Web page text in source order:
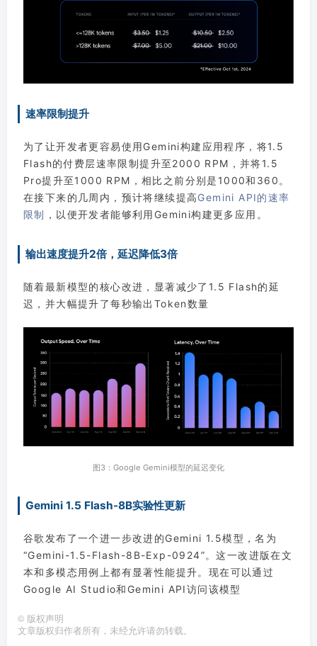
速率限制提升
为了让开发者更容易使用Gemini构建应用程序，将1.5
Flash的付费层速率限制提升至2000 RPM，并将1.5
Pro提升至1000 RPM，相比之前分别是1000和360。
在接下来的几周内，预计将继续提高Gemini API的速率
限制 ，以便开发者能够利用Gemini构建更多应用。
输出速度提升2倍，延迟降低3倍
随着最新模型的核心改进，显著减少了1.5 Flash的延
迟，并大幅提升了每秒输出Token数量
图3：Google Gemini模型的延迟变化
Gemini 1.5 Flash-8B实验性更新
谷歌发布了一个进一步改进的Gemini 1.5模型，名为
“Gemini-1.5-Flash-8B-Exp-0924”。这一改进版在文
本和多模态用例上都有显著性能提升。现在可以通过
Google AI Studio和Gemini API访问该模型
© 版权声明
文章版权归作者所有，未经允许请勿转载。